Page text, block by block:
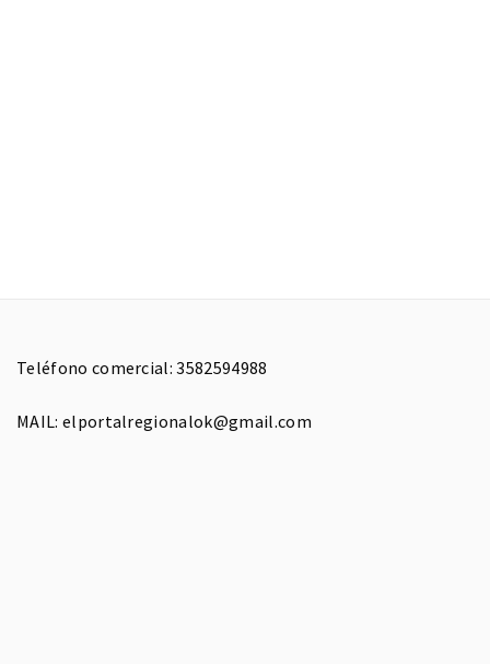
Teléfono comercial: 3582594988
MAIL: elportalregionalok@gmail.com